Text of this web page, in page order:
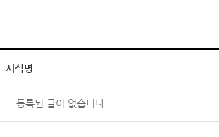
서식명
등록된 글이 없습니다.